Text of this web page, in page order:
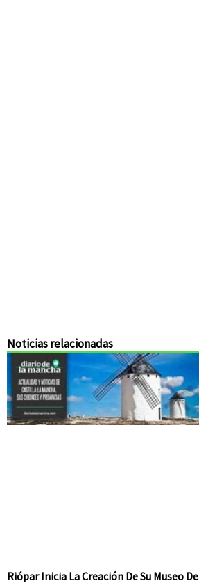
Noticias relacionadas
Riópar Inicia La Creación De Su Museo De